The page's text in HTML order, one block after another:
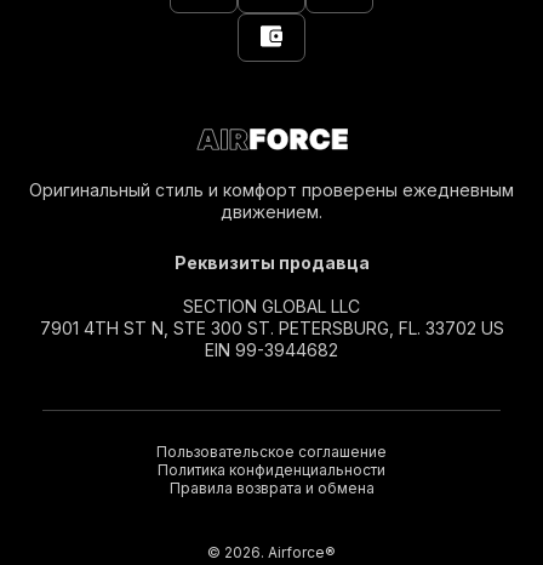
Оригинальный стиль и комфорт проверены ежедневным
движением.
Реквизиты продавца
SECTION GLOBAL LLC
7901 4TH ST N, STE 300 ST. PETERSBURG, FL. 33702 US
EIN 99-3944682
© 2026. Airforce®
Пользовательское соглашение
Политика конфиденциальности
Правила возврата и обмена